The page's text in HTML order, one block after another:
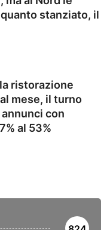
stanziato, il
ristorazione
mese, il turno
con
al 53%